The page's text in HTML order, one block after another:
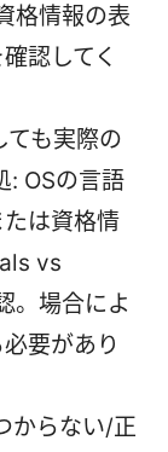
格情報の表
認してく
ても実際の
: OSの言語
は資格情
vs
。場合によ
要があり
からない/正